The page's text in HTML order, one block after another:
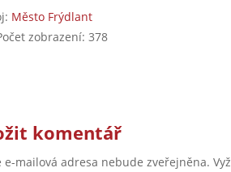
Město Frýdlant
zobrazení: 378
komentář
e-mailová adresa nebude zveřejněna.